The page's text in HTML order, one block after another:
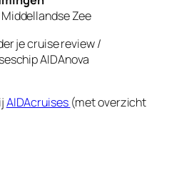
Zee
je cruise review /
AIDAnova
AIDAcruises (met overzicht